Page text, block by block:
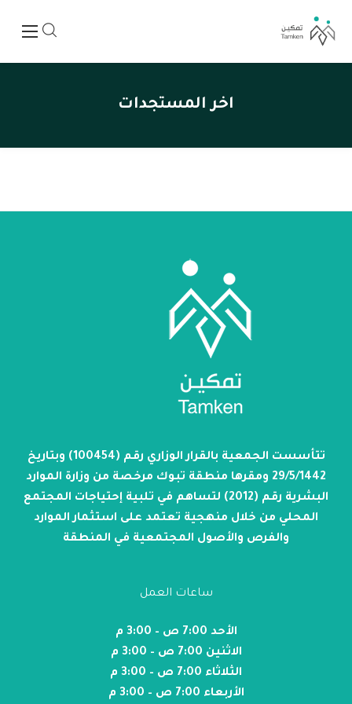
اخر المستجدات
تتأسست الجمعية بالقرار الوزاري رقم (100454) وبتاريخ
29/5/1442 ومقرها منطقة تبوك مرخصة من وزارة الموارد
البشرية رقم (2012) لتساهم في تلبية إحتياجات المجتمع
المحلي من خلال منهجية تعتمد على استثمار الموارد
والفرص والأصول المجتمعية في المنطقة
ساعات العمل
الأحد 7:00 ص – 3:00 م
الاثنين 7:00 ص – 3:00 م
الثلاثاء 7:00 ص – 3:00 م
الأربعاء 7:00 ص – 3:00 م